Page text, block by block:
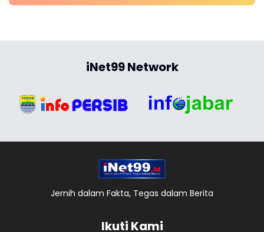
iNet99 Network
Jernih dalam Fakta, Tegas dalam Berita
Ikuti Kami